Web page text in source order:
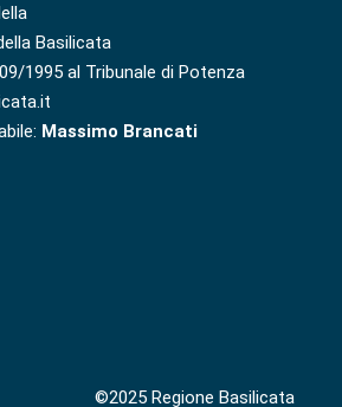
Basilicata
1995 al Tribunale di Potenza
Massimo Brancati
©2025 Regione Basilicata